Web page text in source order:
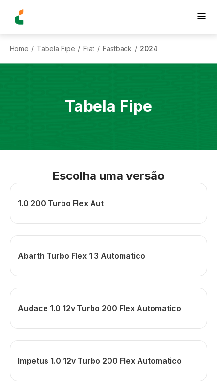
Home / Tabela Fipe / Fiat / Fastback / 2024
Tabela Fipe
Escolha uma versão
1.0 200 Turbo Flex Aut
Abarth Turbo Flex 1.3 Automatico
Audace 1.0 12v Turbo 200 Flex Automatico
Impetus 1.0 12v Turbo 200 Flex Automatico